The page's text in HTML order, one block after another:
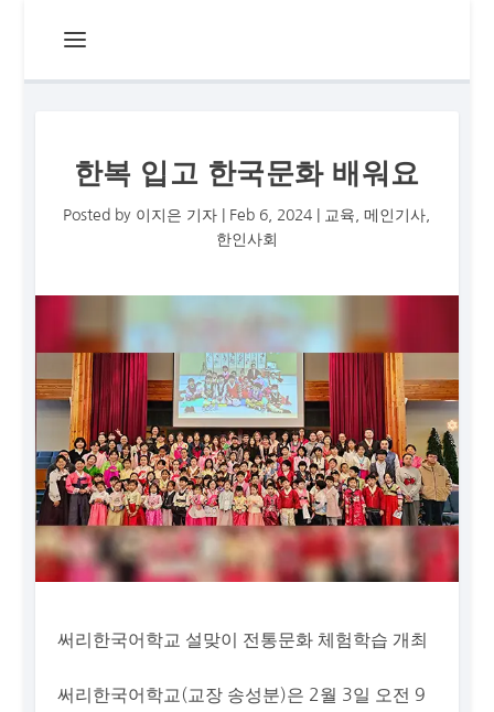
한복 입고 한국문화 배워요
Posted by 이지은 기자 Feb 6, 2024 교육 ,메인기사
한인사회
써리한국어학교 설맞이 전통문화 체험학습 개최
써리한국어학교(교장 송성분)은 2월 3일 오전 9